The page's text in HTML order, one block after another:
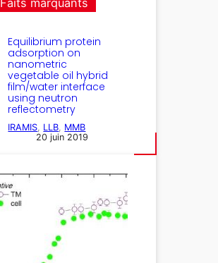
Equilibrium protein
adsorption on
nanometric
vegetable oil hybrid
film/water interface
using neutron
reflectometry
IRAMIS LLB MMB
20 juin 2019